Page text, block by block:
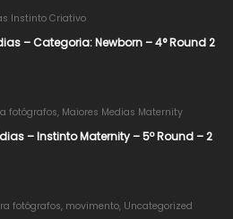
Instinto Criativo
– Categoria: Newborn – 4° Round 2
fotógrafos, Maiores Medias Maternity
– Instinto Maternity – 5º Round – 2
fotógrafos, movimento, Uncategorized